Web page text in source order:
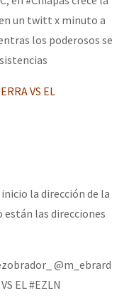
(Las poblaciones y
no Estado Espanhol
lutas pela
de Resistencia y
un twitt x minuto a
los poderosos se
VS EL
la dirección de la
están las direcciones
@m_ebrard
EL #EZLN